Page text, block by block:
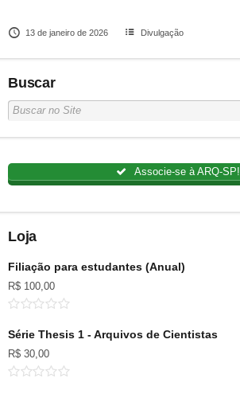
13 de janeiro de 2026 Divulgação
Buscar
Associe-se à ARQ-SP!
Loja
Filiação para estudantes (Anual)
R$ 100,00
Série Thesis 1 - Arquivos de Cientistas
R$ 30,00